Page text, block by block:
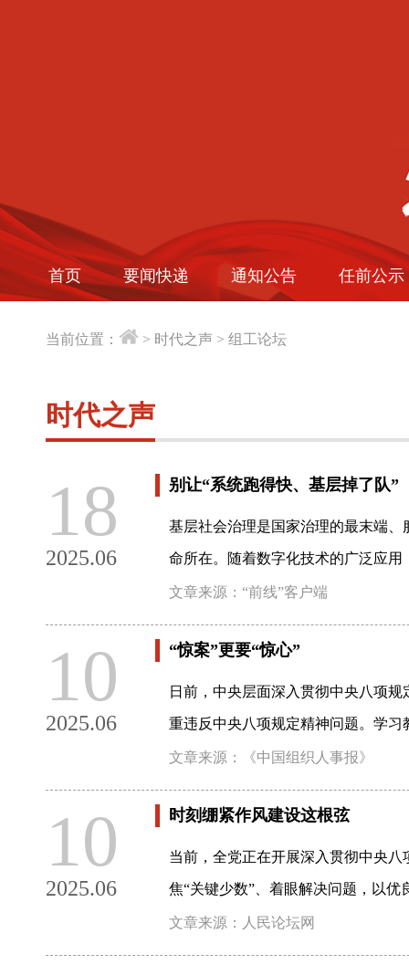
首页 要闻快递 通知公告 任前公示
当前位置： > 时代之声 > 组工论坛
时代之声
18
2025.06
别让“系统跑得快、基层掉了队”
基层社会治理是国家治理的最末端、
命所在。随着数字化技术的广泛应
文章来源：“前线”客户端
10
2025.06
“惊案”更要“惊心”
日前，中央层面深入贯彻中央八项
重违反中央八项规定精神问题。学
文章来源：《中国组织人事报》
10
2025.06
时刻绷紧作风建设这根弦
当前，全党正在开展深入贯彻中央
焦“关键少数”、着眼解决问题，以
文章来源：人民论坛网